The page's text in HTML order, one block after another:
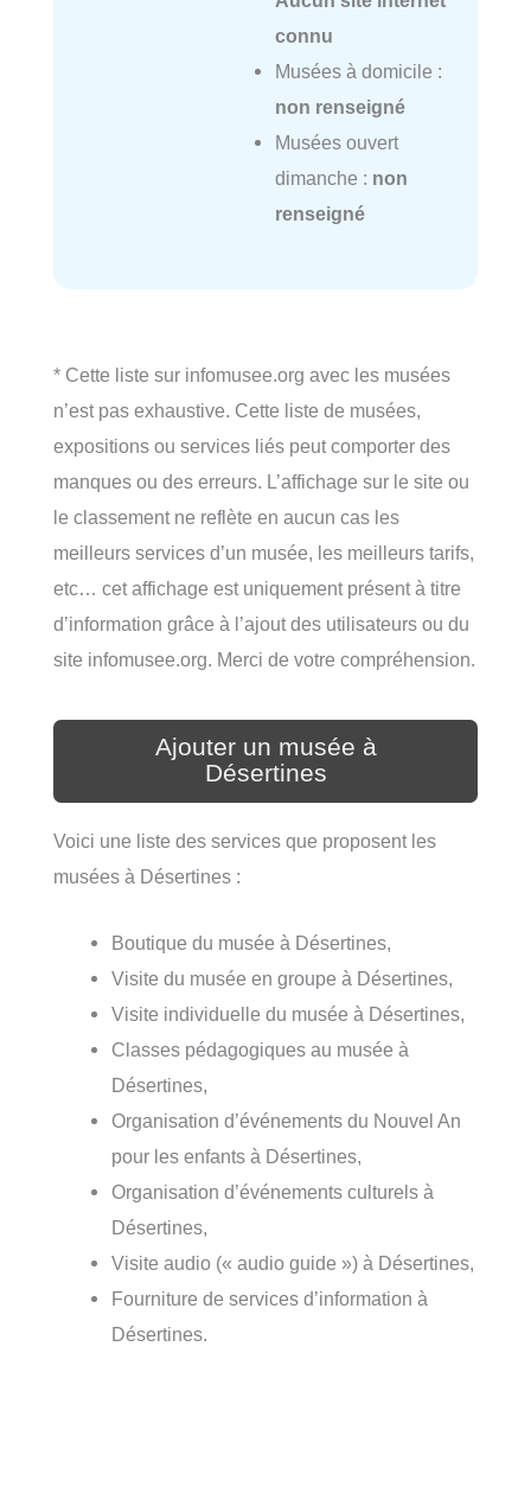
connu
Musées à domicile :
non renseigné
Musées ouvert
dimanche : non
renseigné
* Cette liste sur infomusee.org avec les musées
n’est pas exhaustive. Cette liste de musées,
expositions ou services liés peut comporter des
manques ou des erreurs. L’affichage sur le site ou
le classement ne reflète en aucun cas les
meilleurs services d’un musée, les meilleurs tarifs,
etc… cet affichage est uniquement présent à titre
d’information grâce à l’ajout des utilisateurs ou du
site infomusee.org. Merci de votre compréhension.
Ajouter un musée à
Désertines
Voici une liste des services que proposent les
musées à Désertines :
Boutique du musée à Désertines,
Visite du musée en groupe à Désertines,
Visite individuelle du musée à Désertines,
Classes pédagogiques au musée à
Désertines,
Organisation d’événements du Nouvel An
pour les enfants à Désertines,
Organisation d’événements culturels à
Désertines,
Visite audio (« audio guide ») à Désertines,
Fourniture de services d’information à
Désertines.